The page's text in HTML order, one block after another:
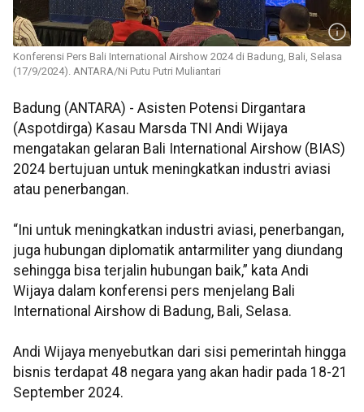
Konferensi Pers Bali International Airshow 2024 di Badung, Bali, Selasa
(17/9/2024). ANTARA/Ni Putu Putri Muliantari
Badung (ANTARA) - Asisten Potensi Dirgantara
(Aspotdirga) Kasau Marsda TNI Andi Wijaya
mengatakan gelaran Bali International Airshow (BIAS)
2024 bertujuan untuk meningkatkan industri aviasi
atau penerbangan.
“Ini untuk meningkatkan industri aviasi, penerbangan,
juga hubungan diplomatik antarmiliter yang diundang
sehingga bisa terjalin hubungan baik,” kata Andi
Wijaya dalam konferensi pers menjelang Bali
International Airshow di Badung, Bali, Selasa.
Andi Wijaya menyebutkan dari sisi pemerintah hingga
bisnis terdapat 48 negara yang akan hadir pada 18-21
September 2024.